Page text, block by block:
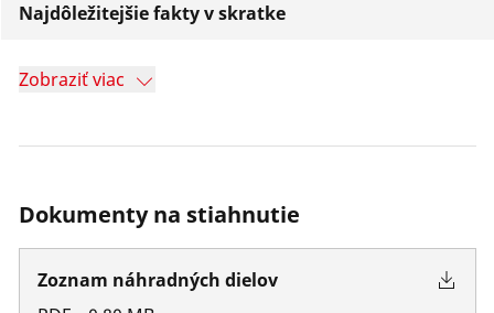
Najdôležitejšie fakty v skratke
Zobraziť viac
Dokumenty na stiahnutie
Zoznam náhradných dielov